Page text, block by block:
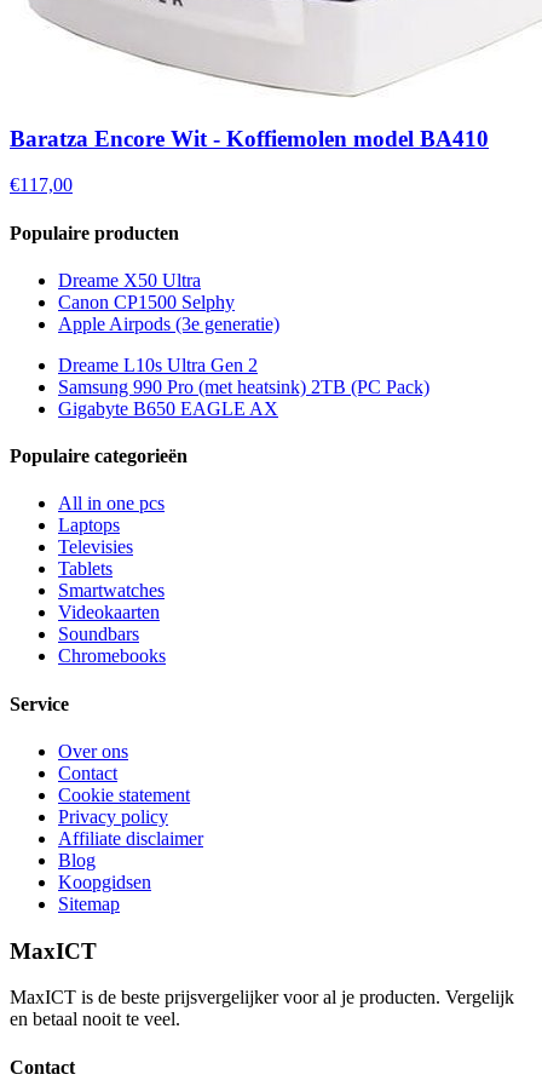
Baratza Encore Wit - Koffiemolen model BA410
€117,00
Populaire producten
Dreame X50 Ultra
Canon CP1500 Selphy
Apple Airpods (3e generatie)
Dreame L10s Ultra Gen 2
Samsung 990 Pro (met heatsink) 2TB (PC Pack)
Gigabyte B650 EAGLE AX
Populaire categorieën
All in one pcs
Laptops
Televisies
Tablets
Smartwatches
Videokaarten
Soundbars
Chromebooks
Service
Over ons
Contact
Cookie statement
Privacy policy
Affiliate disclaimer
Blog
Koopgidsen
Sitemap
MaxICT
MaxICT is de beste prijsvergelijker voor al je producten. Vergelijk
en betaal nooit te veel.
Contact